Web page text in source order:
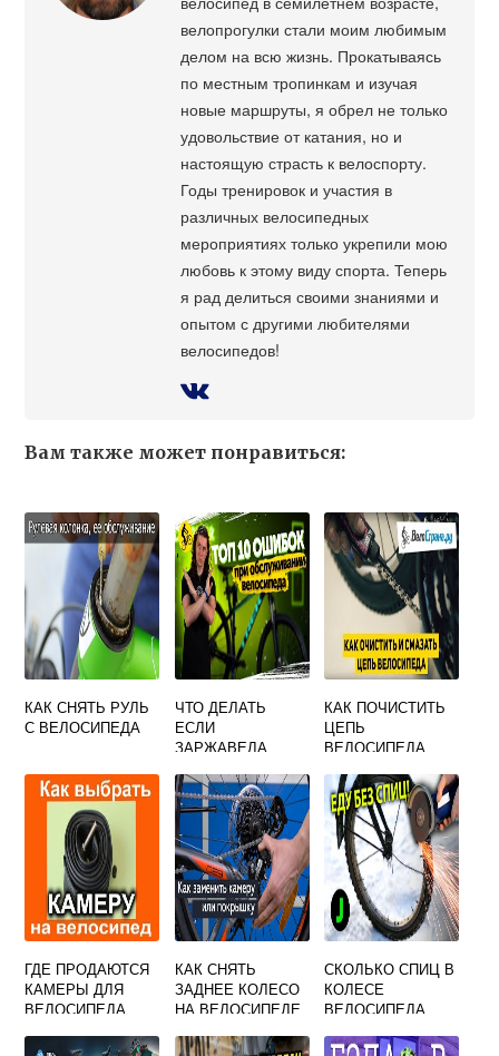
велопрогулки стали моим любимым
делом на всю жизнь. Прокатываясь
по местным тропинкам и изучая
новые маршруты, я обрел не только
удовольствие от катания, но и
настоящую страсть к велоспорту.
Годы тренировок и участия в
различных велосипедных
мероприятиях только укрепили мою
любовь к этому виду спорта. Теперь
я рад делиться своими знаниями и
опытом с другими любителями
велосипедов!
Вам также может понравиться:
КАК СНЯТЬ РУЛЬ
С ВЕЛОСИПЕДА
ЧТО ДЕЛАТЬ
ЕСЛИ
ЗАРЖАВЕЛА
ВЕЛОСИПЕДЕ
КАК ПОЧИСТИТЬ
ЦЕПЬ
ВЕЛОСИПЕДА
ГДЕ ПРОДАЮТСЯ
КАМЕРЫ ДЛЯ
ВЕЛОСИПЕДА
КАК СНЯТЬ
ЗАДНЕЕ КОЛЕСО
НА ВЕЛОСИПЕДЕ
СКОЛЬКО СПИЦ В
КОЛЕСЕ
ВЕЛОСИПЕДА